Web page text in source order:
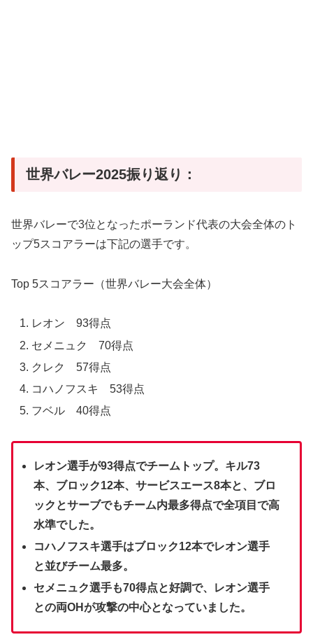
世界バレー2025振り返り：
世界バレーで3位となったポーランド代表の大会全体のト
ップ5スコアラーは下記の選手です。
Top 5スコアラー（世界バレー大会全体）
レオン 93得点
セメニュク 70得点
クレク 57得点
コハノフスキ 53得点
フベル 40得点
レオン選手が93得点でチームトップ。キル73
本、ブロック12本、サービスエース8本と、ブロ
ックとサーブでもチーム内最多得点で全項目で高
水準でした。
コハノフスキ選手はブロック12本でレオン選手
と並びチーム最多。
セメニュク選手も70得点と好調で、レオン選手
との両OHが攻撃の中心となっていました。